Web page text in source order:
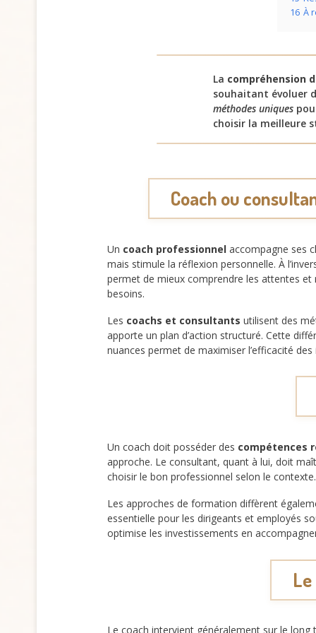
16 À
La compréhension
souhaitant évoluer
méthodes uniques
choisir la meilleure
Coach ou
Un coach professionnel accompagne ses
mais stimule la réflexion personnelle. À
permet de mieux comprendre les attentes
besoins.
Les coachs et consultants utilisent des
apporte un plan d’action structuré. Cette
nuances permet de maximiser l’efficacité
Un coach doit posséder des compétences
approche. Le consultant, quant à lui, doit
choisir le bon professionnel selon le
Les approches de formation diffèrent
essentielle pour les dirigeants et employés
optimise les investissements en
Le coach intervient généralement sur le